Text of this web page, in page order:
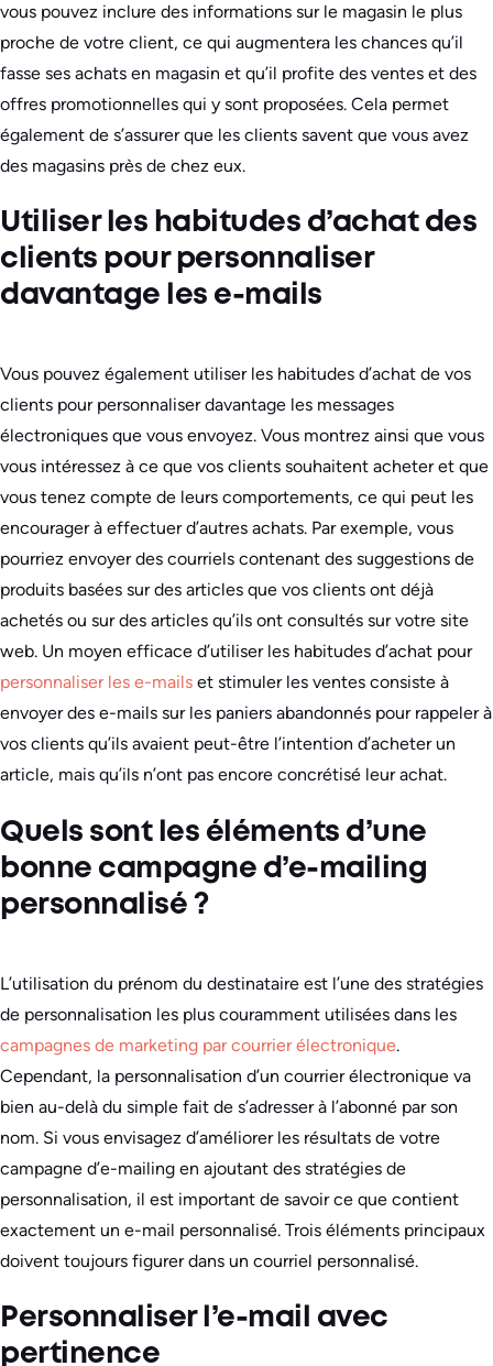
vous pouvez inclure des informations sur le magasin le plus
proche de votre client, ce qui augmentera les chances qu’il
fasse ses achats en magasin et qu’il profite des ventes et des
offres promotionnelles qui y sont proposées. Cela permet
également de s’assurer que les clients savent que vous avez
des magasins près de chez eux.
Utiliser les habitudes d’achat des
clients pour personnaliser
davantage les e-mails
Vous pouvez également utiliser les habitudes d’achat de vos
clients pour personnaliser davantage les messages
électroniques que vous envoyez. Vous montrez ainsi que vous
vous intéressez à ce que vos clients souhaitent acheter et que
vous tenez compte de leurs comportements, ce qui peut les
encourager à effectuer d’autres achats. Par exemple, vous
pourriez envoyer des courriels contenant des suggestions de
produits basées sur des articles que vos clients ont déjà
achetés ou sur des articles qu’ils ont consultés sur votre site
web. Un moyen efficace d’utiliser les habitudes d’achat pour
personnaliser les e-mails et stimuler les ventes consiste à
envoyer des e-mails sur les paniers abandonnés pour rappeler à
vos clients qu’ils avaient peut-être l’intention d’acheter un
article, mais qu’ils n’ont pas encore concrétisé leur achat.
Quels sont les éléments d’une
bonne campagne d’e-mailing
personnalisé ?
L’utilisation du prénom du destinataire est l’une des stratégies
de personnalisation les plus couramment utilisées dans les
campagnes de marketing par courrier électronique.
Cependant, la personnalisation d’un courrier électronique va
bien au-delà du simple fait de s’adresser à l’abonné par son
nom. Si vous envisagez d’améliorer les résultats de votre
campagne d’e-mailing en ajoutant des stratégies de
personnalisation, il est important de savoir ce que contient
exactement un e-mail personnalisé. Trois éléments principaux
doivent toujours figurer dans un courriel personnalisé.
Personnaliser l’e-mail avec
pertinence